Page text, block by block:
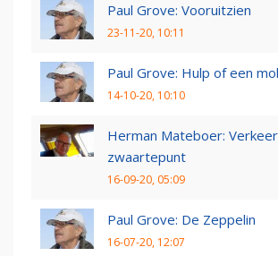
Paul Grove: Vooruitzien
23-11-20, 10:11
Paul Grove: Hulp of een
14-10-20, 10:10
Herman Mateboer:
zwaartepunt
16-09-20, 05:09
Paul Grove: De Zeppelin
16-07-20, 12:07